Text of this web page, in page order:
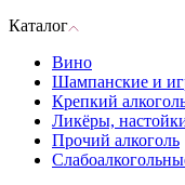
Каталог
Вино
Шампанские и
Крепкий
Ликёры,
Прочий алкоголь